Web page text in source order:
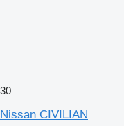
30
Nissan CIVILIAN